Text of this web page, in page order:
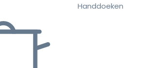
Handdoeken